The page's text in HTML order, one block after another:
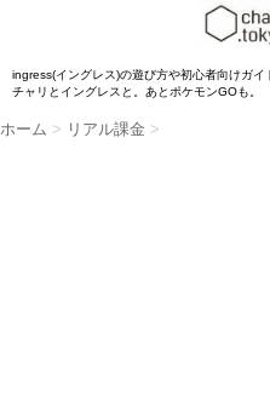
ingress(イングレス)の遊び方や初心者向けガ
チャリとイングレスと。あとポケモンGOも。
ホーム > リアル課金 >